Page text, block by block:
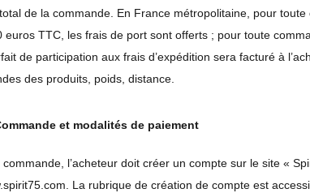
de la commande. En France métropolitaine, pour
euros TTC, les frais de port sont offerts ; pour toute
de participation aux frais d’expédition sera facturé à
des produits, poids, distance.
et modalités de paiement
l’acheteur doit créer un compte sur le site «
La rubrique de création de compte est